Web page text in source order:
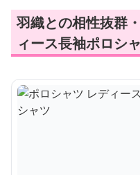
羽織との相性抜群
ィース長袖ポロシ